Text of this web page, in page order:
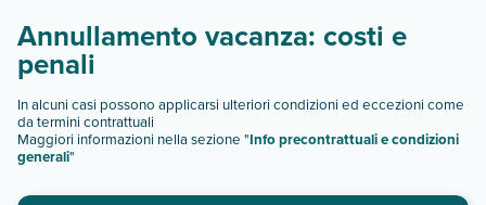
Annullamento vacanza: costi e
penali
In alcuni casi possono applicarsi ulteriori condizioni ed eccezioni come
da termini contrattuali
Maggiori informazioni nella sezione "Info precontrattuali e condizioni
generali"